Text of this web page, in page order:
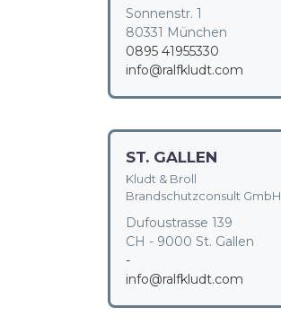
Sonnenstr. 1
80331 München
0895 41955330
info@ralfkludt.com
ST. GALLEN
Kludt & Broll
Brandschutzconsult GmbH
Dufoustrasse 139
CH - 9000 St. Gallen
-
info@ralfkludt.com